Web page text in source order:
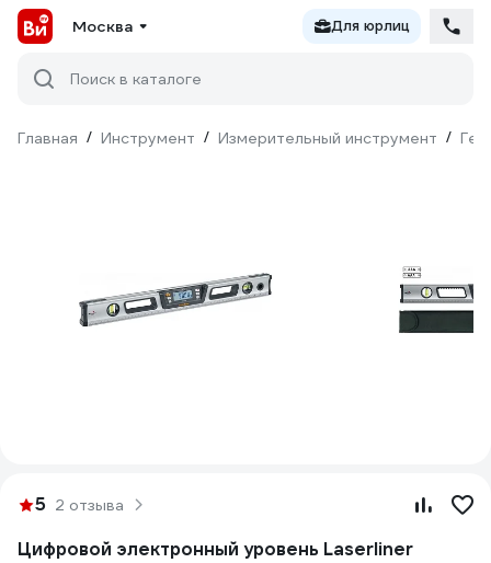
Москва Для юрлиц
Поиск в каталоге
Главная / Инструмент / Измерительный инструмент /
5 2 отзыва
Цифровой электронный уровень Laserliner